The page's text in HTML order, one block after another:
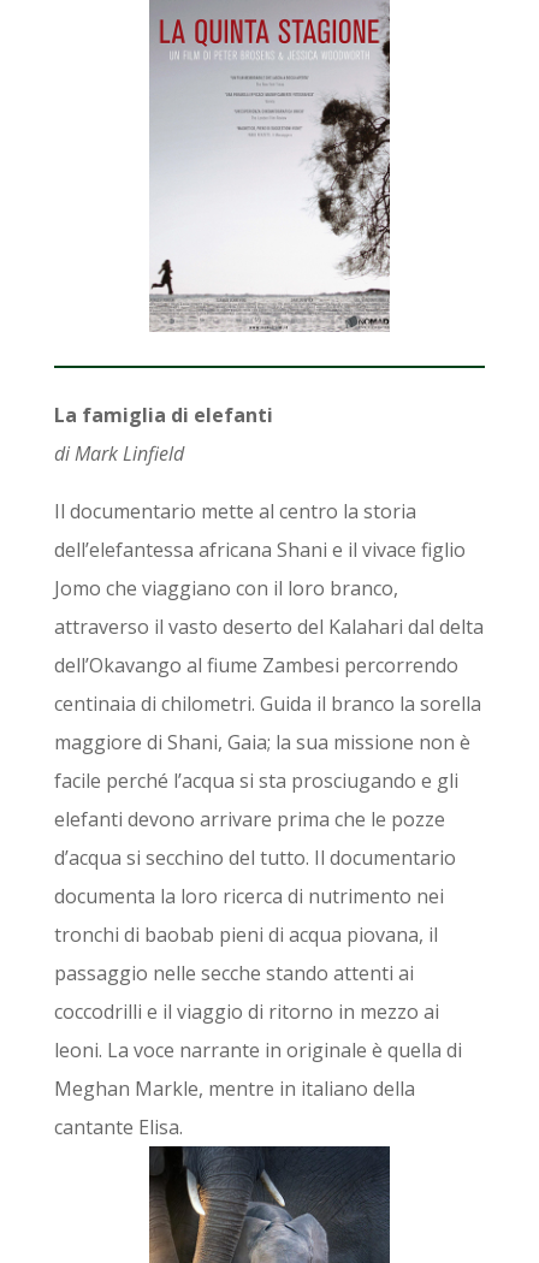
La famiglia di elefanti
diMark Linfield
Il documentario mette al centro la storia
dell’elefantessa africana Shani e il vivace figlio
Jomo che viaggiano con il loro branco,
attraverso il vasto deserto del Kalahari dal delta
dell’Okavango al fiume Zambesi percorrendo
centinaia di chilometri. Guida il branco la sorella
maggiore di Shani, Gaia; la sua missione non è
facile perché l’acqua si sta prosciugando e gli
elefanti devono arrivare prima che le pozze
d’acqua si secchino del tutto. Il documentario
documenta la loro ricerca di nutrimento nei
tronchi di baobab pieni di acqua piovana, il
passaggio nelle secche stando attenti ai
coccodrilli e il viaggio di ritorno in mezzo ai
leoni. La voce narrante in originale è quella di
Meghan Markle, mentre in italiano della
cantante Elisa.